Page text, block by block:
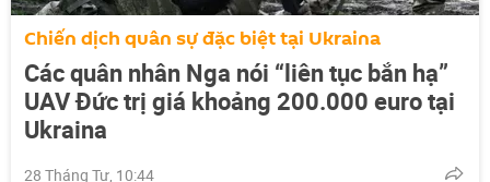
Chiến dịch quân sự đặc biệt tại Ukraina
Các quân nhân Nga nói “liên tục bắn hạ”
UAV Đức trị giá khoảng 200.000 euro tại
Ukraina
28 Tháng Tư, 10:44